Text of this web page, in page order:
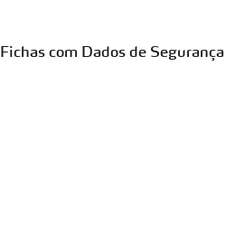
Fichas com Dados de Segurança